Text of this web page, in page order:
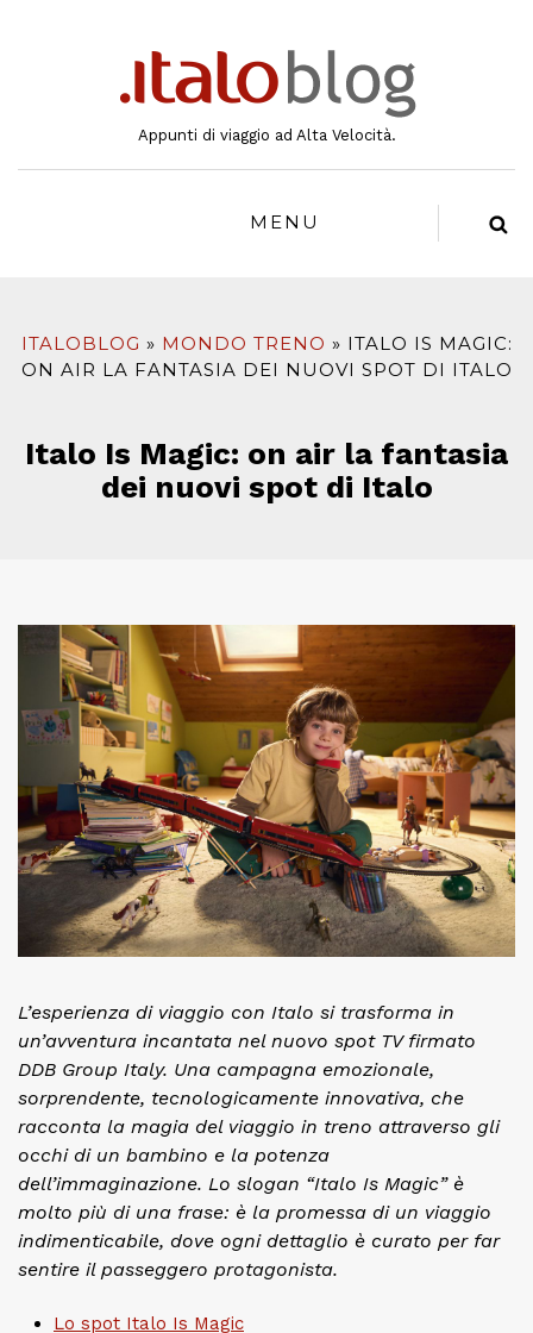
Appunti di viaggio ad Alta Velocità.
MENU
ITALOBLOG MONDO TRENO
ITALO IS MAGIC:
ON AIR LA FANTASIA DEI NUOVI SPOT DI ITALO
Italo Is Magic: on air la fantasia
dei nuovi spot di Italo
L’esperienza di viaggio con Italo si trasforma in
un’avventura incantata nel nuovo spot TV firmato
DDB Group Italy. Una campagna emozionale,
sorprendente, tecnologicamente innovativa, che
racconta la magia del viaggio in treno attraverso gli
occhi di un bambino e la potenza
dell’immaginazione. Lo slogan “Italo Is Magic” è
molto più di una frase: è la promessa di un viaggio
indimenticabile, dove ogni dettaglio è curato per far
sentire il passeggero protagonista.
Lo spot Italo Is Magic